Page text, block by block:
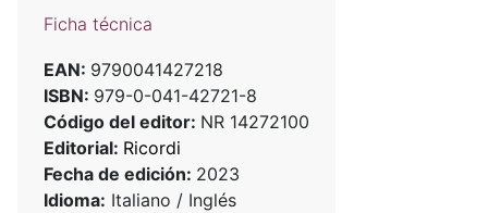
Ficha técnica
EAN: 9790041427218
ISBN: 979-0-041-42721-8
Código del editor: NR 14272100
Editorial: Ricordi
Fecha de edición: 2023
Idioma: Italiano / Inglés